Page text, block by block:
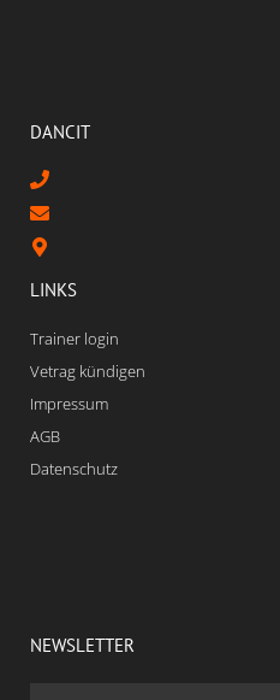
DANCIT
LINKS
Trainer login
Vetrag kündigen
Impressum
AGB
Datenschutz
NEWSLETTER